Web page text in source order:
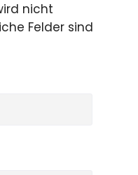
nicht
Felder sind